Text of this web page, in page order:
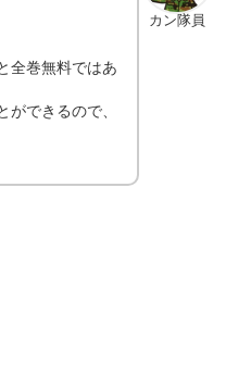
カン隊員
全巻無料ではあ
ができるので、